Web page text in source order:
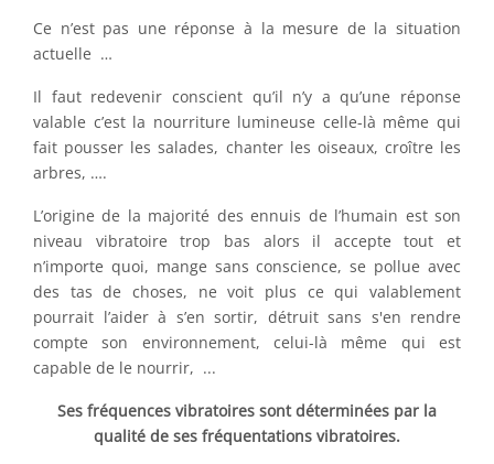
Ce n’est pas une réponse à la mesure de la situation
actuelle …
Il faut redevenir conscient qu’il n’y a qu’une réponse
valable c’est la nourriture lumineuse celle-là même qui
fait pousser les salades, chanter les oiseaux, croître les
arbres, ….
L’origine de la majorité des ennuis de l’humain est son
niveau vibratoire trop bas alors il accepte tout et
n’importe quoi, mange sans conscience, se pollue avec
des tas de choses, ne voit plus ce qui valablement
pourrait l’aider à s’en sortir, détruit sans s'en rendre
compte son environnement, celui-là même qui est
capable de le nourrir, ...
Ses fréquences vibratoires sont déterminées par la
qualité de ses fréquentations vibratoires.